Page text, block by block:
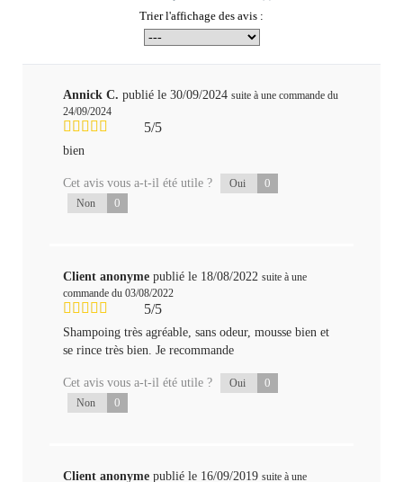
Trier l'affichage des avis :
Annick C. publié le 30/09/2024 suite à une commande du
24/09/2024
5/5
bien
Cet avis vous a-t-il été utile ? Oui 0
Non 0
Client anonyme publié le 18/08/2022 suite à une
commande du 03/08/2022
5/5
Shampoing très agréable, sans odeur, mousse bien et
se rince très bien. Je recommande
Cet avis vous a-t-il été utile ? Oui 0
Non 0
Client anonyme publié le 16/09/2019 suite à une